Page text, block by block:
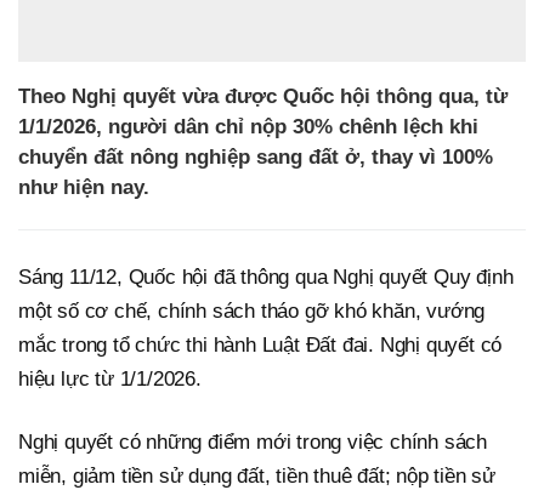
Theo Nghị quyết vừa được Quốc hội thông qua, từ
1/1/2026, người dân chỉ nộp 30% chênh lệch khi
chuyển đất nông nghiệp sang đất ở, thay vì 100%
như hiện nay.
Sáng 11/12, Quốc hội đã thông qua Nghị quyết Quy định
một số cơ chế, chính sách tháo gỡ khó khăn, vướng
mắc trong tổ chức thi hành Luật Đất đai. Nghị quyết có
hiệu lực từ 1/1/2026.
Nghị quyết có những điểm mới trong việc chính sách
miễn, giảm tiền sử dụng đất, tiền thuê đất; nộp tiền sử